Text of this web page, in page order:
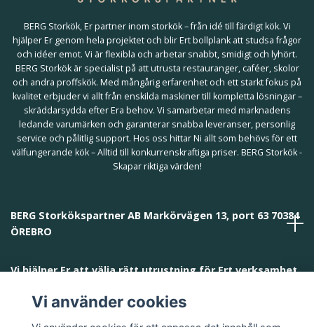
BERG Storkök, Er partner inom storkök – från idé till färdigt kök. Vi
hjälper Er genom hela projektet och blir Ert bollplank att studsa frågor
och idéer emot. Vi är flexibla och arbetar snabbt, smidigt och lyhört.
BERG Storkök är specialist på att utrusta restauranger, caféer, skolor
och andra proffskök. Med mångårig erfarenhet och ett starkt fokus på
kvalitet erbjuder vi allt från enskilda maskiner till kompletta lösningar –
skräddarsydda efter Era behov. Vi samarbetar med marknadens
ledande varumärken och garanterar snabba leveranser, personlig
service och pålitlig support. Hos oss hittar Ni allt som behövs för ett
välfungerande kök – Alltid till konkurrenskraftiga priser. BERG Storkök -
Skapar riktiga värden!
BERG Storkökspartner AB Markörvägen 13, port 63 70384
ÖREBRO
Vi hjälper Er att välja rätt utrustning för Ert verksamhet
Vi använder cookies